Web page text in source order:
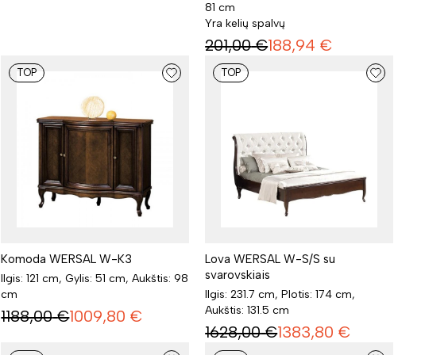
81 cm
Yra kelių spalvų
201,00 €188,94 €
TOP
Komoda WERSAL W-K3
Ilgis: 121 cm, Gylis: 51 cm, Aukštis: 98
cm
1188,00 €1009,80 €
TOP
Lova WERSAL W-S/S su
svarovskiais
Ilgis: 231.7 cm, Plotis: 174 cm,
Aukštis: 131.5 cm
1628,00 €1383,80 €